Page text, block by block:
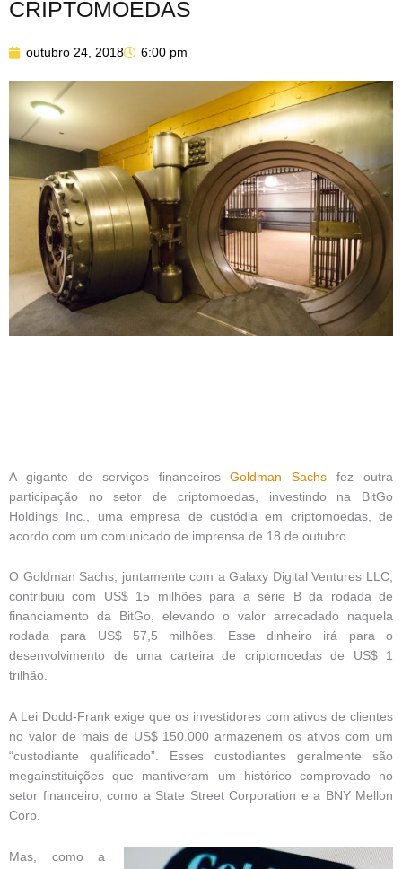
CRIPTOMOEDAS
outubro 24, 2018 6:00 pm
A gigante de serviços financeirosGoldman Sachs fez outra
participação no setor de criptomoedas, investindo na BitGo
Holdings Inc., uma empresa de custódia em criptomoedas, de
acordo com um comunicado de imprensa de 18 de outubro.
O Goldman Sachs, juntamente com a Galaxy Digital Ventures LLC,
contribuiu com US$ 15 milhões para a série B da rodada de
financiamento da BitGo, elevando o valor arrecadado naquela
rodada para US$ 57,5 ​​milhões. Esse dinheiro irá para o
desenvolvimento de uma carteira de criptomoedas de US$ 1
trilhão.
A Lei Dodd-Frank exige que os investidores com ativos de clientes
no valor de mais de US$ 150.000 armazenem os ativos com um
“custodiante qualificado”. Esses custodiantes geralmente são
megainstituições que mantiveram um histórico comprovado no
setor financeiro, como a State Street Corporation e a BNY Mellon
Corp.
Mas, como a